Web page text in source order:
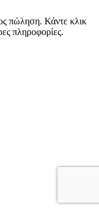
πώληση. Κάντε κλικ
πληροφορίες.